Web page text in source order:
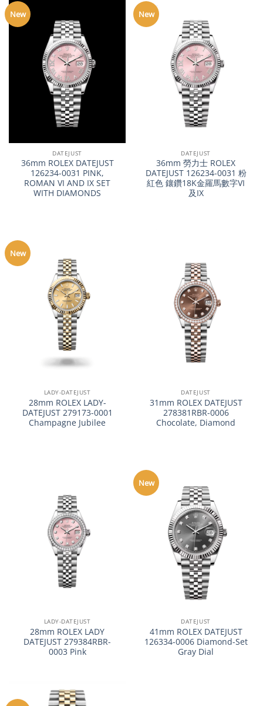
New
DATEJUST
36mm ROLEX DATEJUST
126234-0031 PINK,
ROMAN VI AND IX SET
WITH DIAMONDS
New
DATEJUST
36mm 勞力士 ROLEX
DATEJUST 126234-0031 粉
紅色 鑲鑽18K金羅馬數字VI
及IX
New
LADY-DATEJUST
28mm ROLEX LADY-
DATEJUST 279173-0001
Champagne Jubilee
DATEJUST
31mm ROLEX DATEJUST
278381RBR-0006
Chocolate, Diamond
LADY-DATEJUST
28mm ROLEX LADY
DATEJUST 279384RBR-
0003 Pink
New
DATEJUST
41mm ROLEX DATEJUST
126334-0006 Diamond-Set
Gray Dial